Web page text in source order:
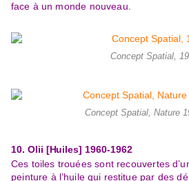
face à un monde nouveau.
Concept Spatial,
Concept Spatial, Nature
10. Olii [Huiles] 1960-1962
Ces toiles trouées sont recouvertes
peinture à l’huile qui restitue par des